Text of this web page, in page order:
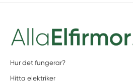
Hur det fungerar?
Hitta elektriker